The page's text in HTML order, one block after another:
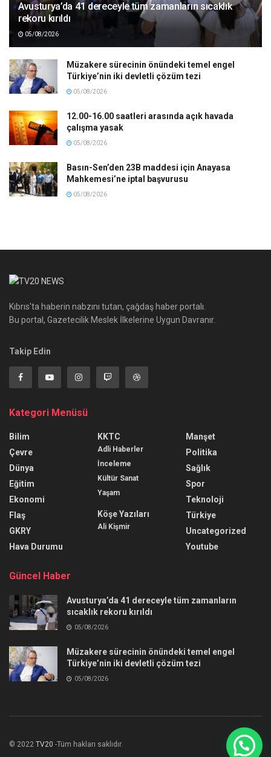
Avusturya’da 41 dereceyle tüm zamanların sıcaklık
rekoru kırıldı
05/08/2026
Müzakere sürecinin önündeki temel engel
Türkiye’nin iki devletli çözüm tezi
05/08/2026
12.00-16.00 saatleri arasında açık havada
çalışma yasak
05/08/2026
Basın-Sen’den 23B maddesi için Anayasa
Mahkemesi’ne iptal başvurusu
05/08/2026
Kıbrıs'ta haberin nabzını tutan, çağdaş haber portalı.
Bu portal, Gazetecilik Meslek İlkelerine Uygun Davranır.
Takip Edin
Kategori Menüsü
Bilim
Çevre
Dünya
Eğitim
Ekonomi
Flaş
GKRY
Hava Durumu
KKTC
Adli Haberler
İnceleme
Kültür Sanat
Yaşam
Köşe Yazıları
Ali Kişmir
Manşet
Politika
Sağlık
Spor
Teknoloji
Türkiye
Uncategorized
Youtube
Güncel Haber
Avusturya’da 41 dereceyle tüm zamanların
sıcaklık rekoru kırıldı
05/08/2026
Müzakere sürecinin önündeki temel engel
Türkiye’nin iki devletli çözüm tezi
05/08/2026
© 2022 TV20 -Tüm hakları saklıdır.